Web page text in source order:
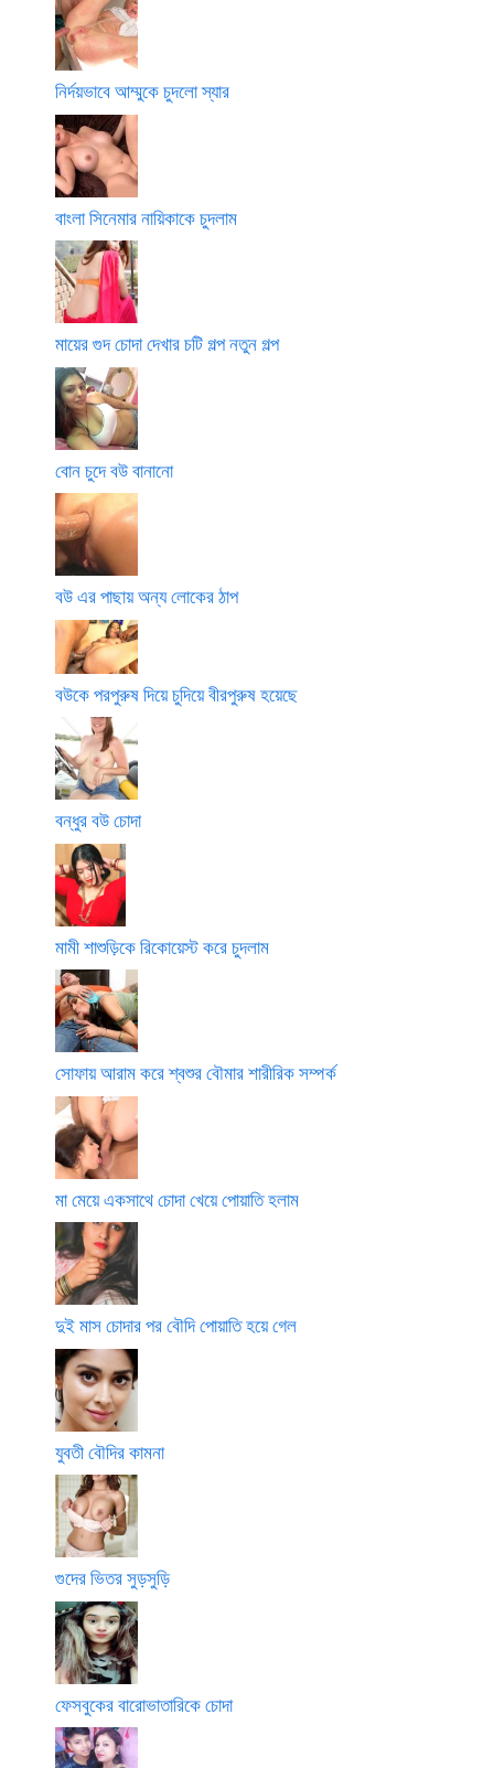
নির্দয়ভাবে আম্মুকে চুদলো স্যার
বাংলা সিনেমার নায়িকাকে চুদলাম
মায়ের গুদ চোদা দেখার চটি গল্প নতুন গল্প
বোন চুদে বউ বানানো
বউ এর পাছায় অন্য লোকের ঠাপ
বউকে পরপুরুষ দিয়ে চুদিয়ে বীরপুরুষ হয়েছে
বন্ধুর বউ চোদা
মামী শাশুড়িকে রিকোয়েস্ট করে চুদলাম
সোফায় আরাম করে শ্বশুর বৌমার শারীরিক সম্পর্ক
মা মেয়ে একসাথে চোদা খেয়ে পোয়াতি হলাম
দুই মাস চোদার পর বৌদি পোয়াতি হয়ে গেল
যুবতী বৌদির কামনা
গুদের ভিতর সুড়সুড়ি
ফেসবুকের বারোভাতারিকে চোদা